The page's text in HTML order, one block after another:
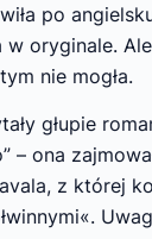
po
w oryginale.
nie mogła.
głupie
– ona
z której